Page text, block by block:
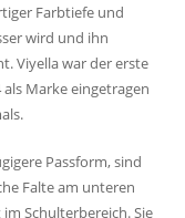
Farbtiefe und
wird und ihn
Viyella war der erste
Marke eingetragen
Passform, sind
Falte am unteren
Schulterbereich. Sie